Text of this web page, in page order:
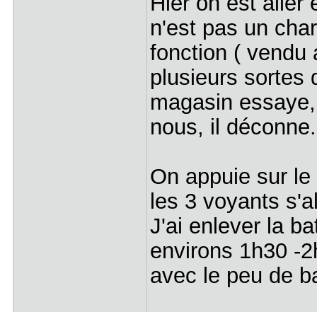
n'est pas un
fonction ( vendu
plusieurs sortes
magasin
nous, il déconne.
On appuie sur
les 3 voyants
J'ai enlever la
environs 1h30 -
avec le peu de